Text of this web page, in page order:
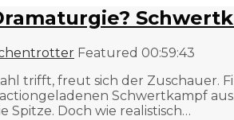
Featured 00:59:43
trifft, freut sich der Zuschauer.
Schwertkampf
Spitze. Doch wie realistisch…